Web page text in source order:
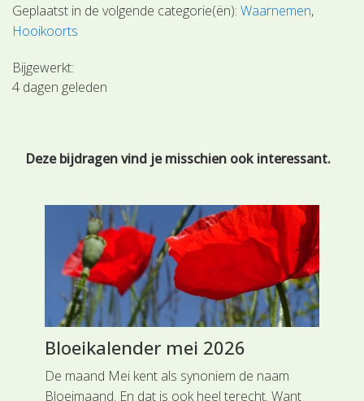
Geplaatst in de volgende categorie(ën):Waarnemen
Hooikoorts
Bijgewerkt:
4 dagen geleden
Deze bijdragen vind je misschien ook interessant.
Bloeikalender mei 2026
De maand Mei kent als synoniem de naam
Bloeimaand. En dat is ook heel terecht. Want